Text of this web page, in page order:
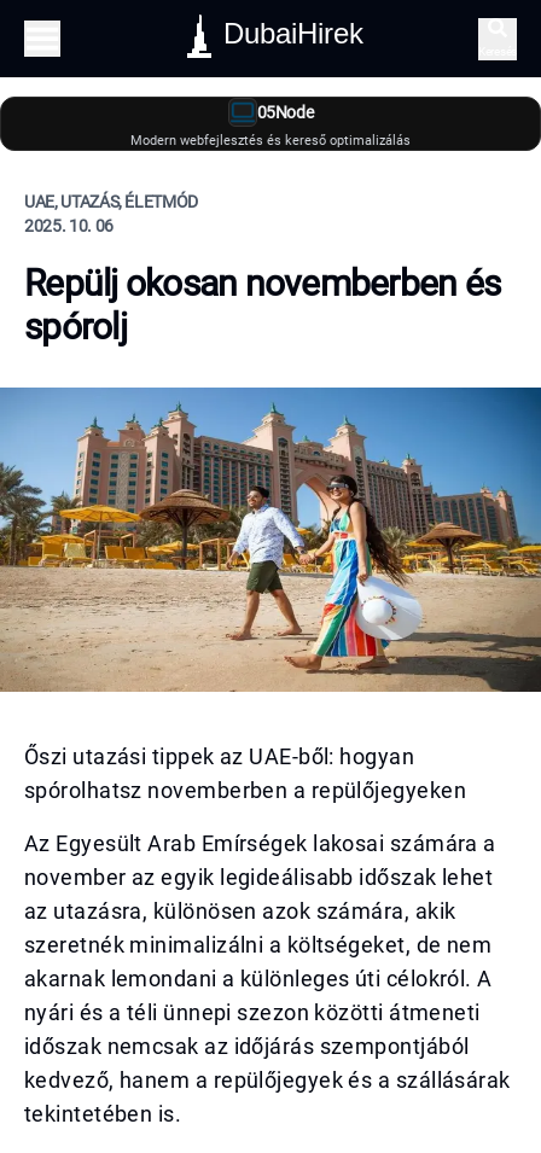
DubaiHirek
05Node
Modern webfejlesztés és kereső optimalizálás
UAE, UTAZÁS, ÉLETMÓD
2025. 10. 06
Repülj okosan novemberben és
spórolj
Őszi utazási tippek az UAE-ből: hogyan
spórolhatsz novemberben a repülőjegyeken
Az Egyesült Arab Emírségek lakosai számára a
november az egyik legideálisabb időszak lehet
az utazásra, különösen azok számára, akik
szeretnék minimalizálni a költségeket, de nem
akarnak lemondani a különleges úti célokról. A
nyári és a téli ünnepi szezon közötti átmeneti
időszak nemcsak az időjárás szempontjából
kedvező, hanem a repülőjegyek és a szállásárak
tekintetében is.